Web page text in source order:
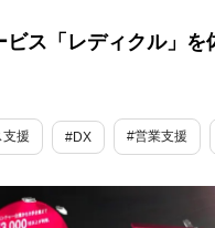
ス「レディクル」を
援 #DX #営業支援